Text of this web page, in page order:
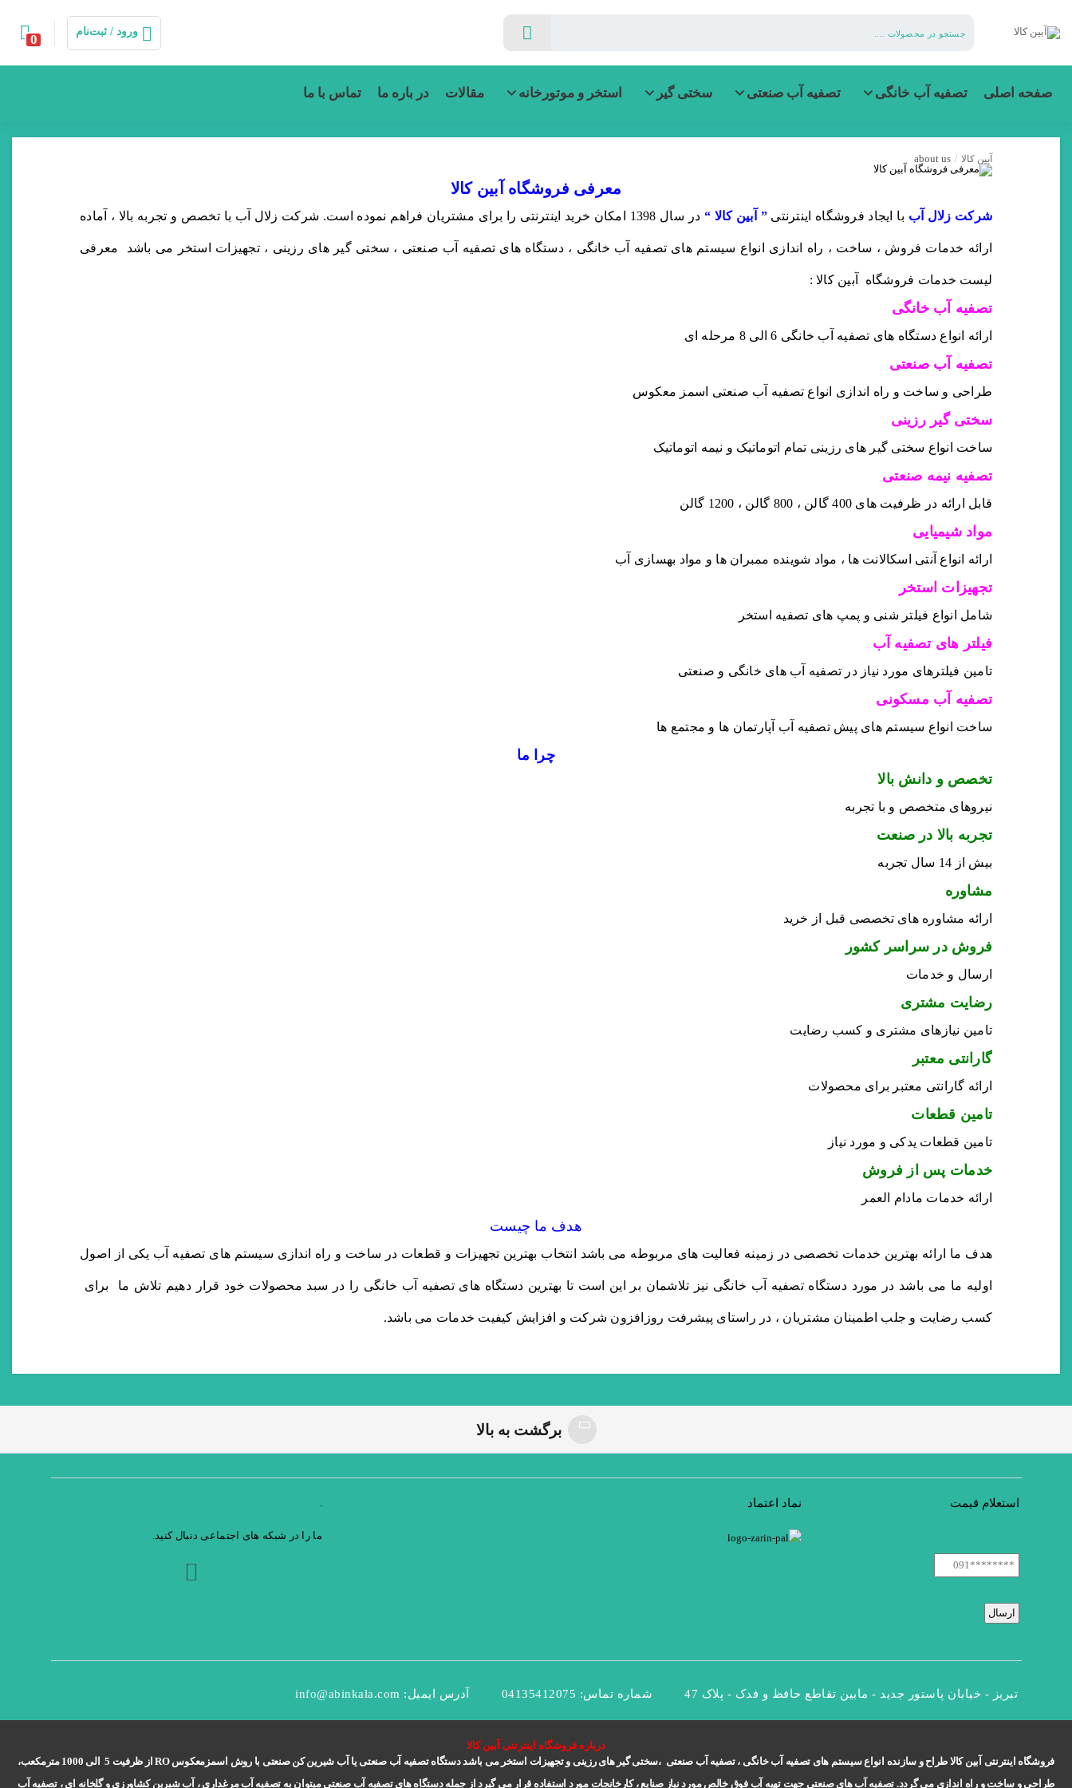
ورود / ثبت‌نام
0
صفحه اصلی تصفیه آب خانگی تصفیه آب صنعتی سختی گیر استخر و موتورخانه مقالات در باره ما تماس با ما
آبین کالا /
about us
معرفی فروشگاه آبین کالا
شرکت زلال آب با ایجاد فروشگاه اینترنتی” آبین کالا “ در سال 1398 امکان خرید اینترنتی را برای مشتریان فراهم نموده است. شرکت زلال آب با تخصص و تجربه بالا ، آماده
ارائه خدمات فروش ، ساخت ، راه اندازی انواع سیستم های تصفیه آب خانگی ، دستگاه های تصفیه آب صنعتی ، سختی گیر های رزینی ، تجهیزات استخر می باشد معرفی
لیست خدمات فروشگاه آبین کالا :
تصفیه آب خانگی
ارائه انواع دستگاه های تصفیه آب خانگی 6 الی 8 مرحله ای
تصفیه آب صنعتی
طراحی و ساخت و راه اندازی انواع تصفیه آب صنعتی اسمز معکوس
سختی گیر رزینی
ساخت انواع سختی گیر های رزینی تمام اتوماتیک و نیمه اتوماتیک
تصفیه نیمه صنعتی
قابل ارائه در ظرفیت های 400 گالن ، 800 گالن ، 1200 گالن
مواد شیمیایی
ارائه انواع آنتی اسکالانت ها ، مواد شوینده ممبران ها و مواد بهسازی آب
تجهیزات استخر
شامل انواع فیلتر شنی و پمپ های تصفیه استخر
فیلتر های تصفیه آب
تامین فیلترهای مورد نیاز در تصفیه آب های خانگی و صنعتی
تصفیه آب مسکونی
ساخت انواع سیستم های پیش تصفیه آب آپارتمان ها و مجتمع ها
چرا ما
تخصص و دانش بالا
نیروهای متخصص و با تجربه
تجربه بالا در صنعت
بیش از 14 سال تجربه
مشاوره
ارائه مشاوره های تخصصی قبل از خرید
فروش در سراسر کشور
ارسال و خدمات
رضایت مشتری
تامین نیازهای مشتری و کسب رضایت
گارانتی معتبر
ارائه گارانتی معتبر برای محصولات
تامین قطعات
تامین قطعات یدکی و مورد نیاز
خدمات پس از فروش
ارائه خدمات مادام العمر
هدف ما چیست
هدف ما ارائه بهترین خدمات تخصصی در زمینه فعالیت های مربوطه می باشد انتخاب بهترین تجهیزات و قطعات در ساخت و راه اندازی سیستم های تصفیه آب یکی از اصول
اولیه ما می باشد در مورد دستگاه تصفیه آب خانگی نیز تلاشمان بر این است تا بهترین دستگاه های تصفیه آب خانگی را در سبد محصولات خود قرار دهیم تلاش ما برای
کسب رضایت و جلب اطمینان مشتریان ، در راستای پیشرفت روزافزون شرکت و افزایش کیفیت خدمات می باشد.
برگشت به بالا
استعلام قیمت نماد اعتماد .
ما را در شبکه های اجتماعی دنبال کنید.
تبریز - خیابان پاستور جدید - مابین تقاطع حافظ و فدک - پلاک 47 شماره تماس: 04135412075 آدرس ایمیل: info@abinkala.com
درباره فروشگاه اینترنتی آبین کالا
فروشگاه اینترنتی آبین کالا طراح و سازنده انواع سیستم های تصفیه آب خانگی ، تصفیه آب صنعتی ،سختی گیر های رزینی و تجهیزات استخر می باشد دستگاه تصفیه آب صنعتی یا آب شیرین کن صنعتی با روش اسمزمعکوس RO
از ظرفیت 5 الی 1000 مترمکعب،
طراحی و ساخت و راه اندازی می گردد. تصفیه آب های صنعتی جهت تهیه آب فوق خالص مورد نیاز صنایع ، کارخانجات مورد استفاده قرار می گیرد از جمله دستگاه های تصفیه آب صنعتی میتوان به تصفیه آب مرغداری ، آب شیرین کشاورزی و گلخانه ای ، تصفیه آب